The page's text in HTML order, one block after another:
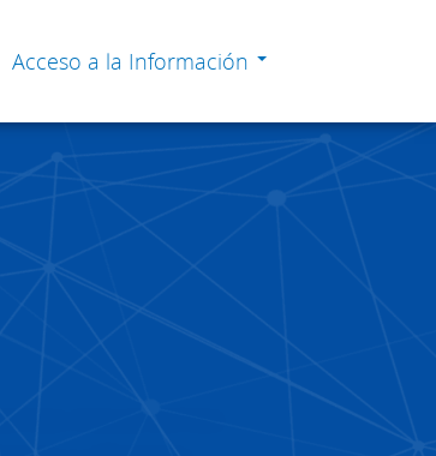
Acceso a la Información